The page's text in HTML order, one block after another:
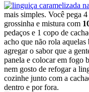
mais simples. Você pega
grossinha e mistura com
pedaços e 1 copo de
acho que não rola aquelas
agregar o sabor que a
panela e colocar em fogo
nem gosto de refogar a
cozinhe junto com a
dentro e por fora.